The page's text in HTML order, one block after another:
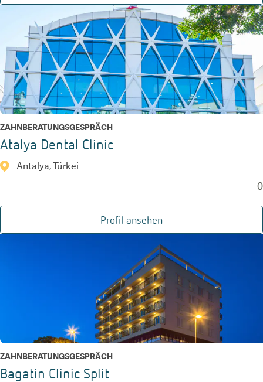
ZAHNBERATUNGSGESPRÄCH
Atalya Dental Clinic
Antalya, Türkei
0
Profil ansehen
ZAHNBERATUNGSGESPRÄCH
Bagatin Clinic Split